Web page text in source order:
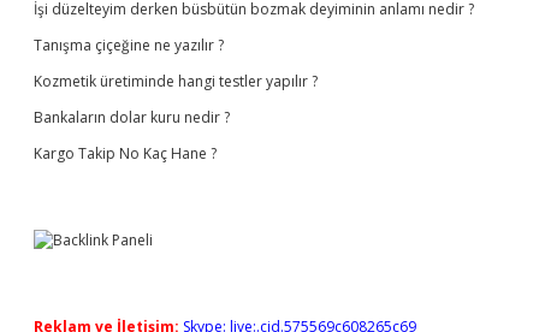
İşi düzelteyim derken büsbütün bozmak deyiminin anlamı nedir ?
Tanışma çiçeğine ne yazılır ?
Kozmetik üretiminde hangi testler yapılır ?
Bankaların dolar kuru nedir ?
Kargo Takip No Kaç Hane ?
Reklam ve İletişim: Skype: live:.cid.575569c608265c69